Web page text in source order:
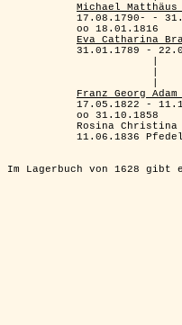
Michael
17.08.1790- -
           oo 18.01.1816
Eva Catharina
31.01.1789 -
Franz Georg
17.05.1822 -
           oo 31.10.1858
Rosina Christina
11.06.1836
Im Lagerbuch von 1628 gibt